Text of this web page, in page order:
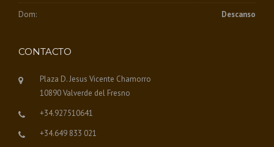
Dom: Descanso
CONTACTO
Plaza D. Jesus Vicente Chamorro
10890 Valverde del Fresno
+34.927510641
+34.649 833 021